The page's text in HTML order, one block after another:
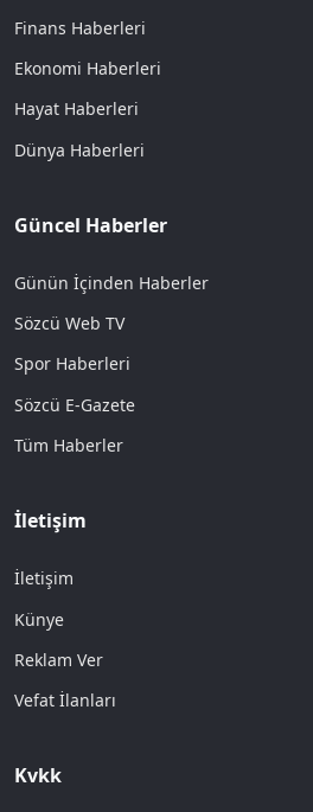
Finans Haberleri
Ekonomi Haberleri
Hayat Haberleri
Dünya Haberleri
Güncel Haberler
Günün İçinden Haberler
Sözcü Web TV
Spor Haberleri
Sözcü E-Gazete
Tüm Haberler
İletişim
İletişim
Künye
Reklam Ver
Vefat İlanları
Kvkk